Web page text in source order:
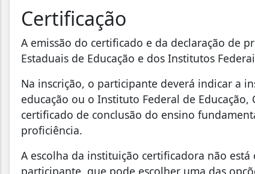
Certificação
A emissão do certificado e da declaração de
Estaduais de Educação e dos Institutos
Na inscrição, o participante deverá indicar a
educação ou o Instituto Federal de
certificado de conclusão do ensino
proficiência.
A escolha da instituição certificadora não
participante, que pode escolher uma das